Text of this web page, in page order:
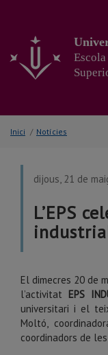
contingut
principal
de
Inici / Notícies
dijous, 21 de
L’EPS
El dimecres 20 de
l’activitat EPS
universitari i el
Moltó,
coordinadors de